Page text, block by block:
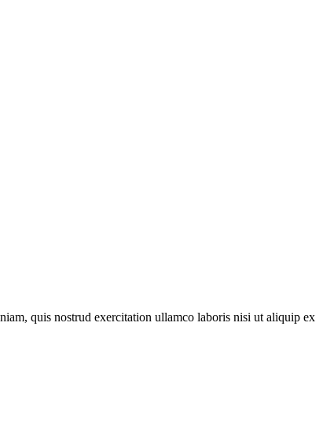
quis nostrud exercitation ullamco laboris nisi ut aliquip ex